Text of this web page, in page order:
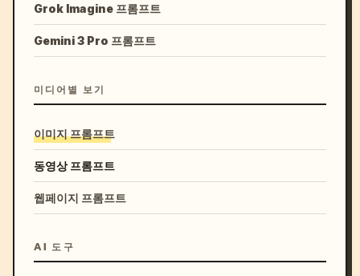
Grok Imagine 프롬프트
Gemini 3 Pro 프롬프트
미디어별 보기
이미지 프롬프트
동영상 프롬프트
웹페이지 프롬프트
AI 도구